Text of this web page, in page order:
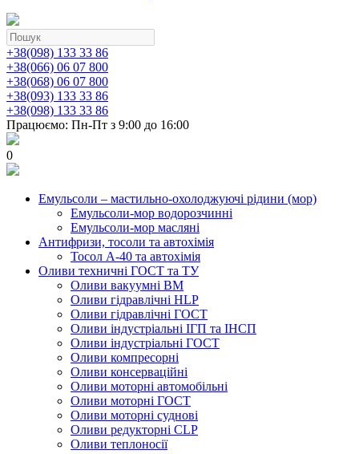
+38(098) 133 33 86
+38(066) 06 07 800
+38(068) 06 07 800
+38(093) 133 33 86
+38(098) 133 33 86
Працюємо: Пн-Пт з 9:00 до 16:00
0
Емульсоли – мастильно-охолоджуючі рідини (мор)
Емульсоли-мор водорозчинні
Емульсоли-мор масляні
Антифризи, тосоли та автохімія
Тосол А-40 та автохімія
Оливи техничні ГОСТ та ТУ
Оливи вакуумні ВМ
Оливи гідравлічні HLP
Оливи гідравлічні ГОСТ
Оливи індустріальні ІГП та ІНСП
Оливи індустріальні ГОСТ
Оливи компресорні
Оливи консерваційні
Оливи моторні автомобільні
Оливи моторні ГОСТ
Оливи моторні суднові
Оливи редукторні CLP
Оливи теплоносії